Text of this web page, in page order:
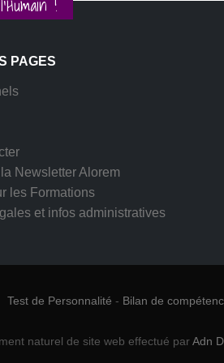
!
PAGES
Newsletter Alorem
les Formations
et infos administratives
Test de Personnalité - Bilan de
naturel de site web effectué parAdn